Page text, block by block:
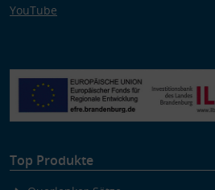
YouTube
Top Produkte